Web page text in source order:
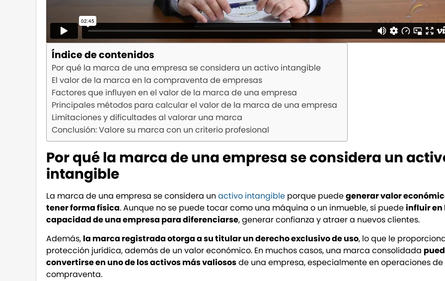
Índice de contenidos
Por qué la marca de una empresa se considera un activo intangible
El valor de la marca en la compraventa de empresas
Factores que influyen en el valor de la marca de una empresa
Principales métodos para calcular el valor de la marca de una empresa
Limitaciones y dificultades al valorar una marca
Conclusión: Valore su marca con un criterio profesional
Por qué la marca de una empresa se considera un
intangible
La marca de una empresa se considera unactivo intangible porque puedegenerar valor
tener forma física. Aunque no se puede tocar como una máquina o un inmueble, sí puedeinfluir en
capacidad de una empresa para diferenciarse, generar confianza y atraer a nuevos clientes.
Además, la marca registrada otorga a su titular un derecho exclusivo de uso, lo que le
protección jurídica, además de un valor económico. En muchos casos, una marca consolidada
convertirse en uno de los activos más valiososde una empresa, especialmente en operaciones de
compraventa.